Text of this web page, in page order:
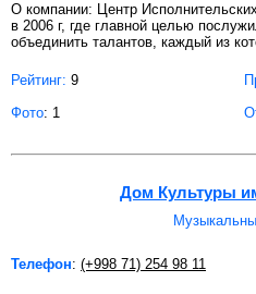
О компании: Центр
в 2006 г, где главной целью
объединить талантов, каждый из
Рейтинг: 9
Фото: 1
Дом Культуры
Телефон: (+998 71) 254 98 11